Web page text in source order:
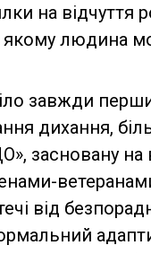
на відчуття
людина
завжди
дихання,
засновану
від